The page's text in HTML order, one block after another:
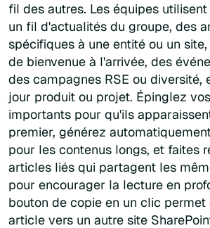
fil des autres. Les équipes
un fil d'actualités du groupe, des
spécifiques à une entité ou un
de bienvenue à l'arrivée, des
des campagnes RSE ou diversité,
jour produit ou projet. Épinglez
importants pour qu'ils
premier, générez
pour les contenus longs, et faites
articles liés qui partagent les
pour encourager la lecture en
bouton de copie en un clic permet
article vers un autre site